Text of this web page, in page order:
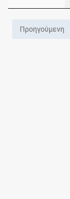
Προηγούμενη